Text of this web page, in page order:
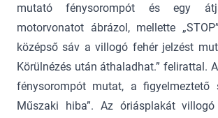
mutató fénysorompót és egy
motorvonatot ábrázol, mellette
középső sáv a villogó fehér jelzést
Körülnézés után áthaladhat.” felirattal.
fénysorompót mutat, a figyelmeztető
Műszaki hiba”. Az óriásplakát